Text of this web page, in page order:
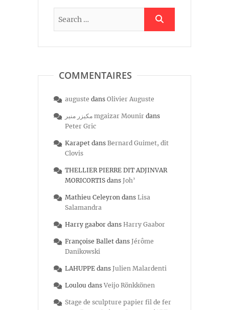
COMMENTAIRES
auguste dans Olivier Auguste
مكيزر منير mgaizar Mounir dans
Peter Gric
Karapet dans Bernard Guimet, dit
Clovis
THELLIER PIERRE DIT ADJINVAR
MORICORTIS dans Joh’
Mathieu Celeyron dans Lisa
Salamandra
Harry gaabor dans Harry Gaabor
Françoise Ballet dans Jérôme
Danikowski
LAHUPPE dans Julien Malardenti
Loulou dans Veijo Rönkkönen
Stage de sculpture papier fil de fer